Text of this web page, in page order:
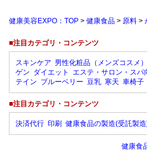
健康美容EXPO：TOP > 健康食品 > 原料 >
■注目カテゴリ・コンテンツ
スキンケア 男性化粧品（メンズコスメ）
ゲン ダイエット エステ・サロン・スパ
テイン ブルーベリー 豆乳 寒天 車椅子
■注目カテゴリ・コンテンツ
決済代行 印刷 健康食品の製造(受託製
健康食